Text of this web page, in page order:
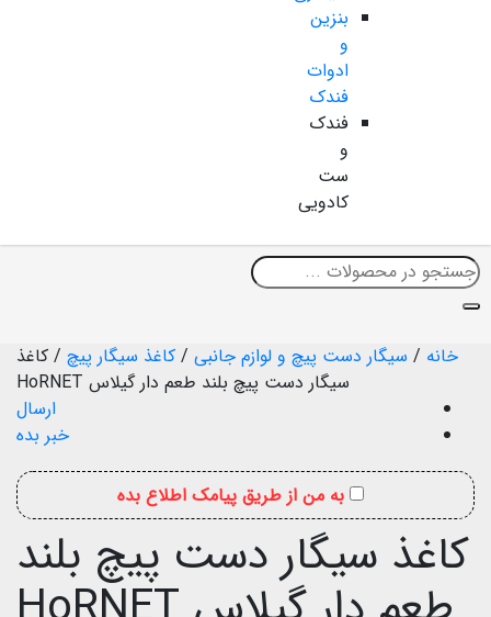
بنزین
و
ادوات
فندک
فندک
و
ست
کادویی
خانه / سیگار دست پیچ و لوازم جانبی / کاغذ سیگار پیچ / کاغذ
سیگار دست پیچ بلند طعم دار گیلاس HoRNET
ارسال
خبر بده
به من از طریق پیامک اطلاع بده
کاغذ سیگار دست پیچ بلند